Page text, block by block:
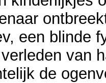
een blinde
van
de